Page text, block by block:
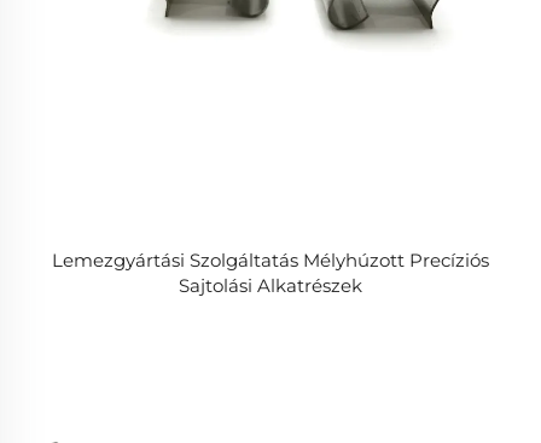
Lemezgyártási Szolgáltatás Mélyhúzott Precíziós
Sajtolási Alkatrészek